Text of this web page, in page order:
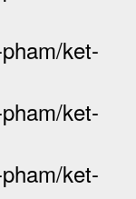
ket-
ket-
ket-